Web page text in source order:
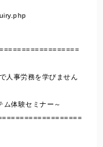
人事労務を学びません
体験セミナー～